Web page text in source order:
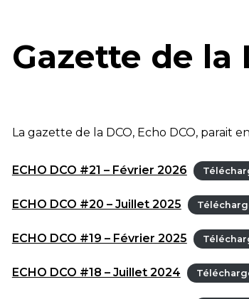
Gazette de la
La gazette de la DCO, Echo DCO, parait
ECHO DCO #21 – Février 2026
ECHO DCO #20 – Juillet 2025
ECHO DCO #19 – Février 2025
ECHO DCO #18 – Juillet 2024